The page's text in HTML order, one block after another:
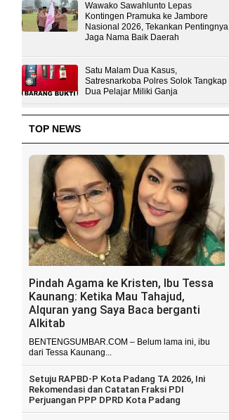
Wawako Sawahlunto Lepas
Kontingen Pramuka ke Jambore
Nasional 2026, Tekankan Pentingnya
Jaga Nama Baik Daerah
Satu Malam Dua Kasus,
Satresnarkoba Polres Solok Tangkap
Dua Pelajar Miliki Ganja
TOP NEWS
Pindah Agama ke Kristen, Ibu Tessa
Kaunang: Ketika Mau Tahajud,
Alquran yang Saya Baca berganti
Alkitab
BENTENGSUMBAR.COM – Belum lama ini, ibu
dari Tessa Kaunang...
Setuju RAPBD-P Kota Padang TA 2026, Ini
Rekomendasi dan Catatan Fraksi PDI
Perjuangan PPP DPRD Kota Padang